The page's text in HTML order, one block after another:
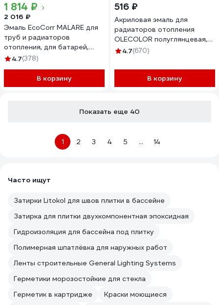
1 814 ₽
2 016 ₽
Эмаль EcoCorr MALARE для
труб и радиаторов
отопления, для батарей,
водная акриловая без запаха
кг ЭЭКОГРОМ0100
4.7(378)
В корзину
516 ₽
Акриловая эмаль для
радиаторов отопления
OLECOLOR полуглянцевая,
0.5 кг 4300007666
4.7(670)
В корзину
Показать еще 40
1 2 3 4 5 ... 14
Часто ищут
Затирки Litokol для швов плитки в бассейне
Затирка для плитки двухкомпонентная эпоксидная
Гидроизоляция для бассейна под плитку
Полимерная шпатлёвка для наружных работ
Ленты строительные General Lighting Systems
Герметики морозостойкие для стекла
Герметик в картридже
Краски моющиеся